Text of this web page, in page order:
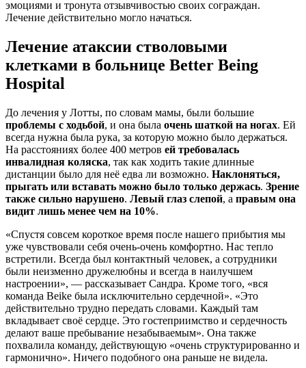
эмоциями и тронута отзывчивостью своих сограждан.
Лечение действительно могло начаться.
Лечение атаксии стволовыми
клетками в больнице Better Being
Hospital
До лечения у Лотты, по словам мамы, были большие
проблемы с ходьбой, и она была очень шаткой на ногах. Ей
всегда нужна была рука, за которую можно было держаться.
На расстояниях более 400 метров ей требовалась
инвалидная коляска, так как ходить такие длинные
дистанции было для неё едва ли возможно. Наклоняться,
прыгать или вставать можно было только держась. Зрение
также сильно нарушено. Левый глаз слепой, а правым она
видит лишь менее чем на 10%.
«Спустя совсем короткое время после нашего прибытия мы
уже чувствовали себя очень-очень комфортно. Нас тепло
встретили. Всегда был контактный человек, а сотрудники
были неизменно дружелюбны и всегда в наилучшем
настроении», — рассказывает Сандра. Кроме того, «вся
команда Beike была исключительно сердечной». «Это
действительно трудно передать словами. Каждый там
вкладывает своё сердце. Это гостеприимство и сердечность
делают ваше пребывание незабываемым». Она также
похвалила команду, действующую «очень структурированно и
гармонично». Ничего подобного она раньше не видела.